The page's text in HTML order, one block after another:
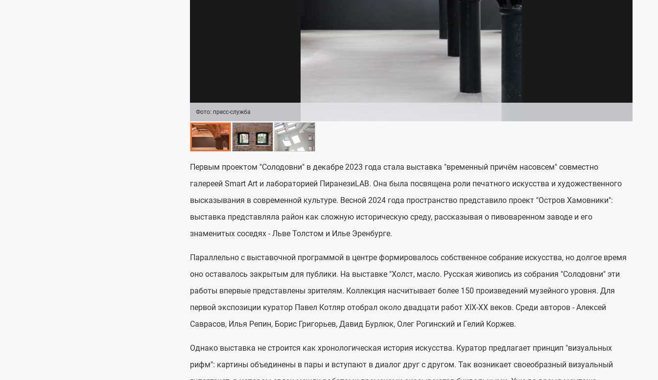
Фото: пресс-служба
Первым проектом "Солодовни" в декабре 2023 года стала выставка "временный причём насовсем" совместно
галереей Smart Art и лабораторией ПиранезиLAB. Она была посвящена роли печатного искусства и художественного
высказывания в современной культуре. Весной 2024 года пространство представило проект "Остров Хамовники":
выставка представляла район как сложную историческую среду, рассказывая о пивоваренном заводе и его
знаменитых соседях - Льве Толстом и Илье Эренбурге.
Параллельно с выставочной программой в центре формировалось собственное собрание искусства, но долгое время
оно оставалось закрытым для публики. На выставке "Холст, масло. Русская живопись из собрания "Солодовни" эти
работы впервые представлены зрителям. Коллекция насчитывает более 150 произведений музейного уровня. Для
первой экспозиции куратор Павел Котляр отобрал около двадцати работ XIX-XX веков. Среди авторов - Алексей
Саврасов, Илья Репин, Борис Григорьев, Давид Бурлюк, Олег Рогинский и Гелий Коржев.
Однако выставка не строится как хронологическая история искусства. Куратор предлагает принцип "визуальных
рифм": картины объединены в пары и вступают в диалог друг с другом. Так возникает своеобразный визуальный